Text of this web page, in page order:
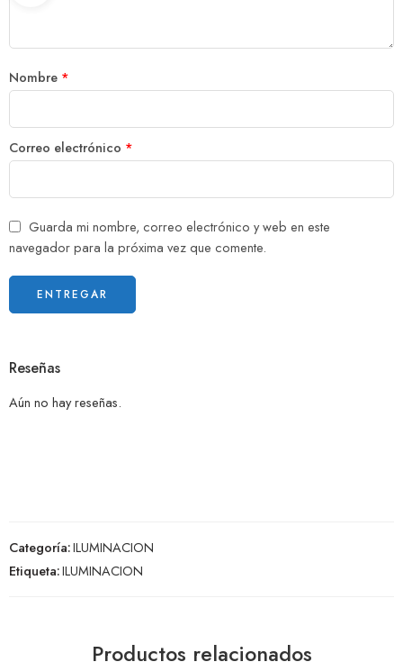
Nombre *
Correo electrónico *
Guarda mi nombre, correo electrónico y web en este
navegador para la próxima vez que comente.
Reseñas
Aún no hay reseñas.
Categoría:ILUMINACION
Etiqueta:ILUMINACION
Productos relacionados